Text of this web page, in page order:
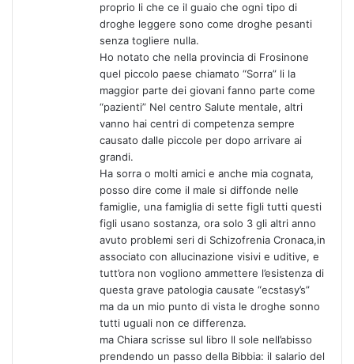
proprio li che ce il guaio che ogni tipo di
droghe leggere sono come droghe pesanti
senza togliere nulla.
Ho notato che nella provincia di Frosinone
quel piccolo paese chiamato “Sorra” li la
maggior parte dei giovani fanno parte come
“pazienti” Nel centro Salute mentale, altri
vanno hai centri di competenza sempre
causato dalle piccole per dopo arrivare ai
grandi.
Ha sorra o molti amici e anche mia cognata,
posso dire come il male si diffonde nelle
famiglie, una famiglia di sette figli tutti questi
figli usano sostanza, ora solo 3 gli altri anno
avuto problemi seri di Schizofrenia Cronaca,in
associato con allucinazione visivi e uditive, e
tutt’ora non vogliono ammettere l’esistenza di
questa grave patologia causate “ecstasy’s”
ma da un mio punto di vista le droghe sonno
tutti uguali non ce differenza.
ma Chiara scrisse sul libro Il sole nell’abisso
prendendo un passo della Bibbia: il salario del